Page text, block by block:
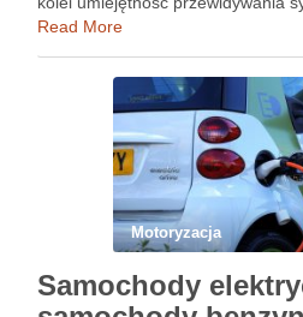
unikanie rozproszeń mogą
Read More
Motoryzacja
Samochody